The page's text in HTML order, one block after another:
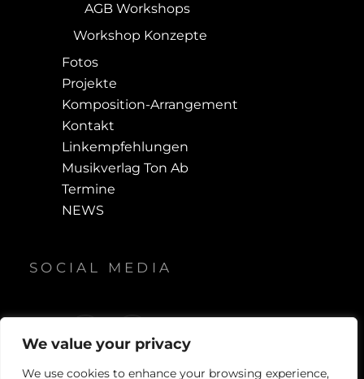
We value your privacy
We use cookies to enhance your browsing experience,
AGB Workshops
Workshop Konzepte
Fotos
Projekte
Komposition-Arrangement
Kontakt
Linkempfehlungen
Musikverlag Ton Ab
Termine
NEWS
SOCIAL MEDIA
a
o